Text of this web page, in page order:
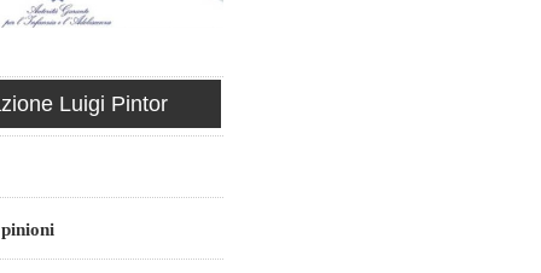
Luigi Pintor